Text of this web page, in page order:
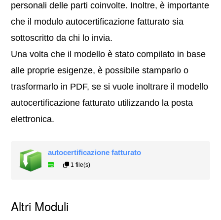
personali delle parti coinvolte. Inoltre, è importante
che il modulo autocertificazione fatturato sia
sottoscritto da chi lo invia.
Una volta che il modello è stato compilato in base
alle proprie esigenze, è possibile stamparlo o
trasformarlo in PDF, se si vuole inoltrare il modello
autocertificazione fatturato utilizzando la posta
elettronica.
autocertificazione fatturato
1 file(s)
Altri Moduli